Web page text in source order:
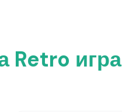
Retro игра